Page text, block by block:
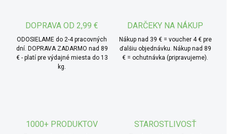
dni - nakvapkaj si 30 kvapiek do malého hrnčeka teplej
vody (cca 50-60 ° C) - nepridávaj vriacu vodu, alkohol by
sa zbytočne odparil. Pomaly popíjaj po malých dúškoch,
ideálne pri pokojnej hudbe alebo meditácii. Funguje
výborne na upokojenie mysle a uvoľnenie napätia.
DOPRAVA OD 2,99 €
ODOSIELAME do 2-4 pracovných
dní. DOPRAVA ZADARMO nad 89
€ - platí pre výdajné miesta do 13
kg.
DARČEKY NA NÁKUP
Nákup nad 39 € = voucher 4 € pre
ďalšiu objednávku. Nákup nad 89
€ = ochutnávka (pripravujeme).
1000+ PRODUKTOV STAROSTLIVOSŤ